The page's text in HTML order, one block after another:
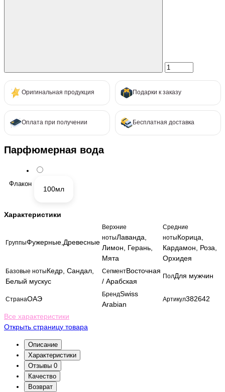
Оригинальная продукция Подарки к заказу
Оплата при получении Бесплатная доставка
Парфюмерная вода
Флакон
100мл
Характеристики
ГруппыФужерные,Древесные
Верхние
нотыЛаванда,
Лимон, Герань,
Мята
Средние
нотыКорица,
Кардамон, Роза,
Орхидея
Базовые нотыКедр, Сандал,
Белый мускус
СегментВосточная
/ Арабская
ПолДля мужчин
СтранаОАЭ
БрендSwiss
Arabian
Артикул382642
Все характеристики
Открыть страницу товара
Описание
Характеристики
Отзывы 0
Качество
Возврат